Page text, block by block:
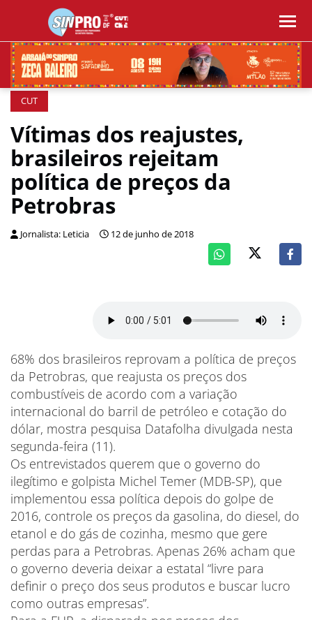
CUT
Vítimas dos reajustes,
brasileiros rejeitam
política de preços da
Petrobras
Jornalista: Leticia 12 de junho de 2018
68% dos brasileiros reprovam a política de preços
da Petrobras, que reajusta os preços dos
combustíveis de acordo com a variação
internacional do barril de petróleo e cotação do
dólar, mostra pesquisa Datafolha divulgada nesta
segunda-feira (11).
Os entrevistados querem que o governo do
ilegítimo e golpista Michel Temer (MDB-SP), que
implementou essa política depois do golpe de
2016, controle os preços da gasolina, do diesel, do
etanol e do gás de cozinha, mesmo que gere
perdas para a Petrobras. Apenas 26% acham que
o governo deveria deixar a estatal “livre para
definir o preço dos seus produtos e buscar lucro
como outras empresas”.